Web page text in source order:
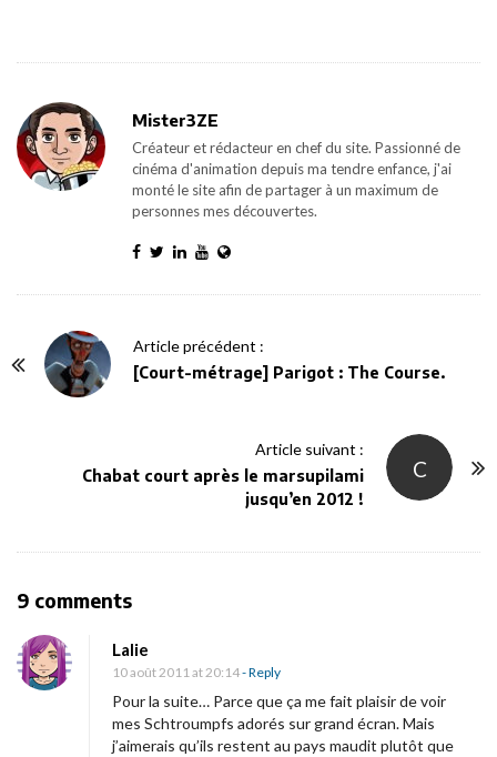
Mister3ZE
Créateur et rédacteur en chef du site. Passionné de
cinéma d'animation depuis ma tendre enfance, j'ai
monté le site afin de partager à un maximum de
personnes mes découvertes.
Article précédent :
[Court-métrage] Parigot : The Course.
C
Article suivant :
Chabat court après le marsupilami
jusqu’en 2012 !
9 commentsO
L
s
u
Lalie
10 août 2011 at 20:14- Reply
Pour la suite… Parce que ça me fait plaisir de voir
mes Schtroumpfs adorés sur grand écran. Mais
j’aimerais qu’ils restent au pays maudit plutôt que